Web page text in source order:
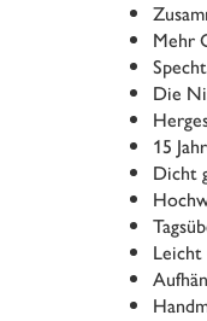
Mehr
Die
15
Dicht
Leicht